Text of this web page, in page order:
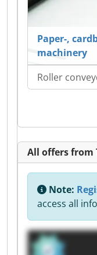
Paper-,
machinery
Roller
All offers from
Note:
access all